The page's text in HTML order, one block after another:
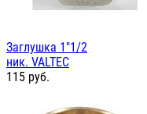
Заглушка 1"1/2
ник. VALTEC
115 руб.